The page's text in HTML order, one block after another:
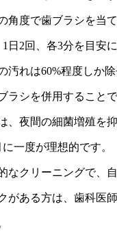
角度で歯ブラシを当
日2回、各3分を目安
汚れは60%程度しか除
ラシを併用すること
、夜間の細菌増殖を
一度が理想的です。
なクリーニングで、
がある方は、歯科医